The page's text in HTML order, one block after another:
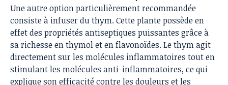
Une autre option particulièrement recommandée
consiste à infuser du thym. Cette plante possède en
effet des propriétés antiseptiques puissantes grâce à
sa richesse en thymol et en flavonoïdes. Le thym agit
directement sur les molécules inflammatoires tout en
stimulant les molécules anti-inflammatoires, ce qui
explique son efficacité contre les douleurs et les